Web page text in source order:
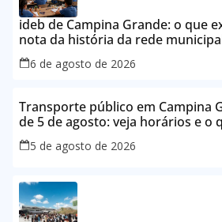
ideb de Campina Grande: o que
nota da história da rede
6 de agosto de 2026
Transporte público em Campina
de 5 de agosto: veja horários e o
5 de agosto de 2026